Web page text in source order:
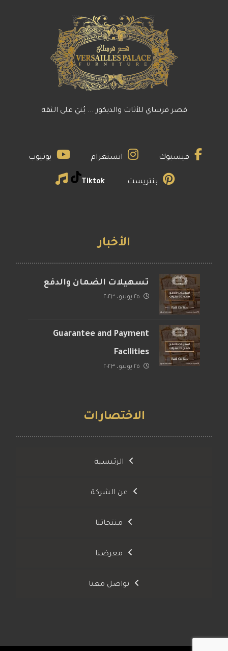
قصر فرساي للأثاث والديكور ... بُنيَ على الثقة
فيسبوك انستغرام يوتيوب
بنتريست Tiktok
الأخبار
تسهيلات الضمان والدفع
٢٥ يونيو، ٢٠٢٣
Guarantee and Payment
Facilities
٢٥ يونيو، ٢٠٢٣
الاختصارات
الرئيسية
عن الشركة
منتجاتنا
معرضنا
تواصل معنا